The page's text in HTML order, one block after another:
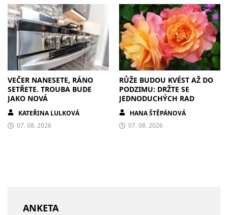
VEČER NANESETE, RÁNO
SETŘETE. TROUBA BUDE
JAKO NOVÁ
KATEŘINA LULKOVÁ
07. 08. 2026
RŮŽE BUDOU KVÉST AŽ DO
PODZIMU: DRŽTE SE
JEDNODUCHÝCH RAD
HANA ŠTĚPÁNOVÁ
07. 08. 2026
ANKETA